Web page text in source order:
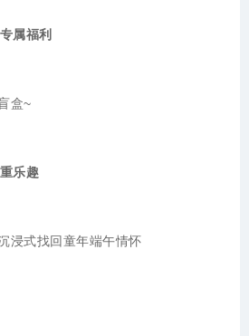
属福利
盒~
乐趣
浸式找回童年端午情怀